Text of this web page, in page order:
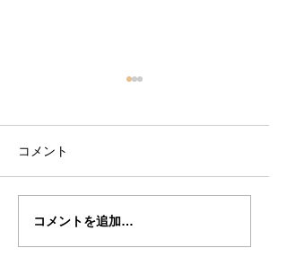
篠田さんの”ガスパロ・
コメント
コメントを追加…